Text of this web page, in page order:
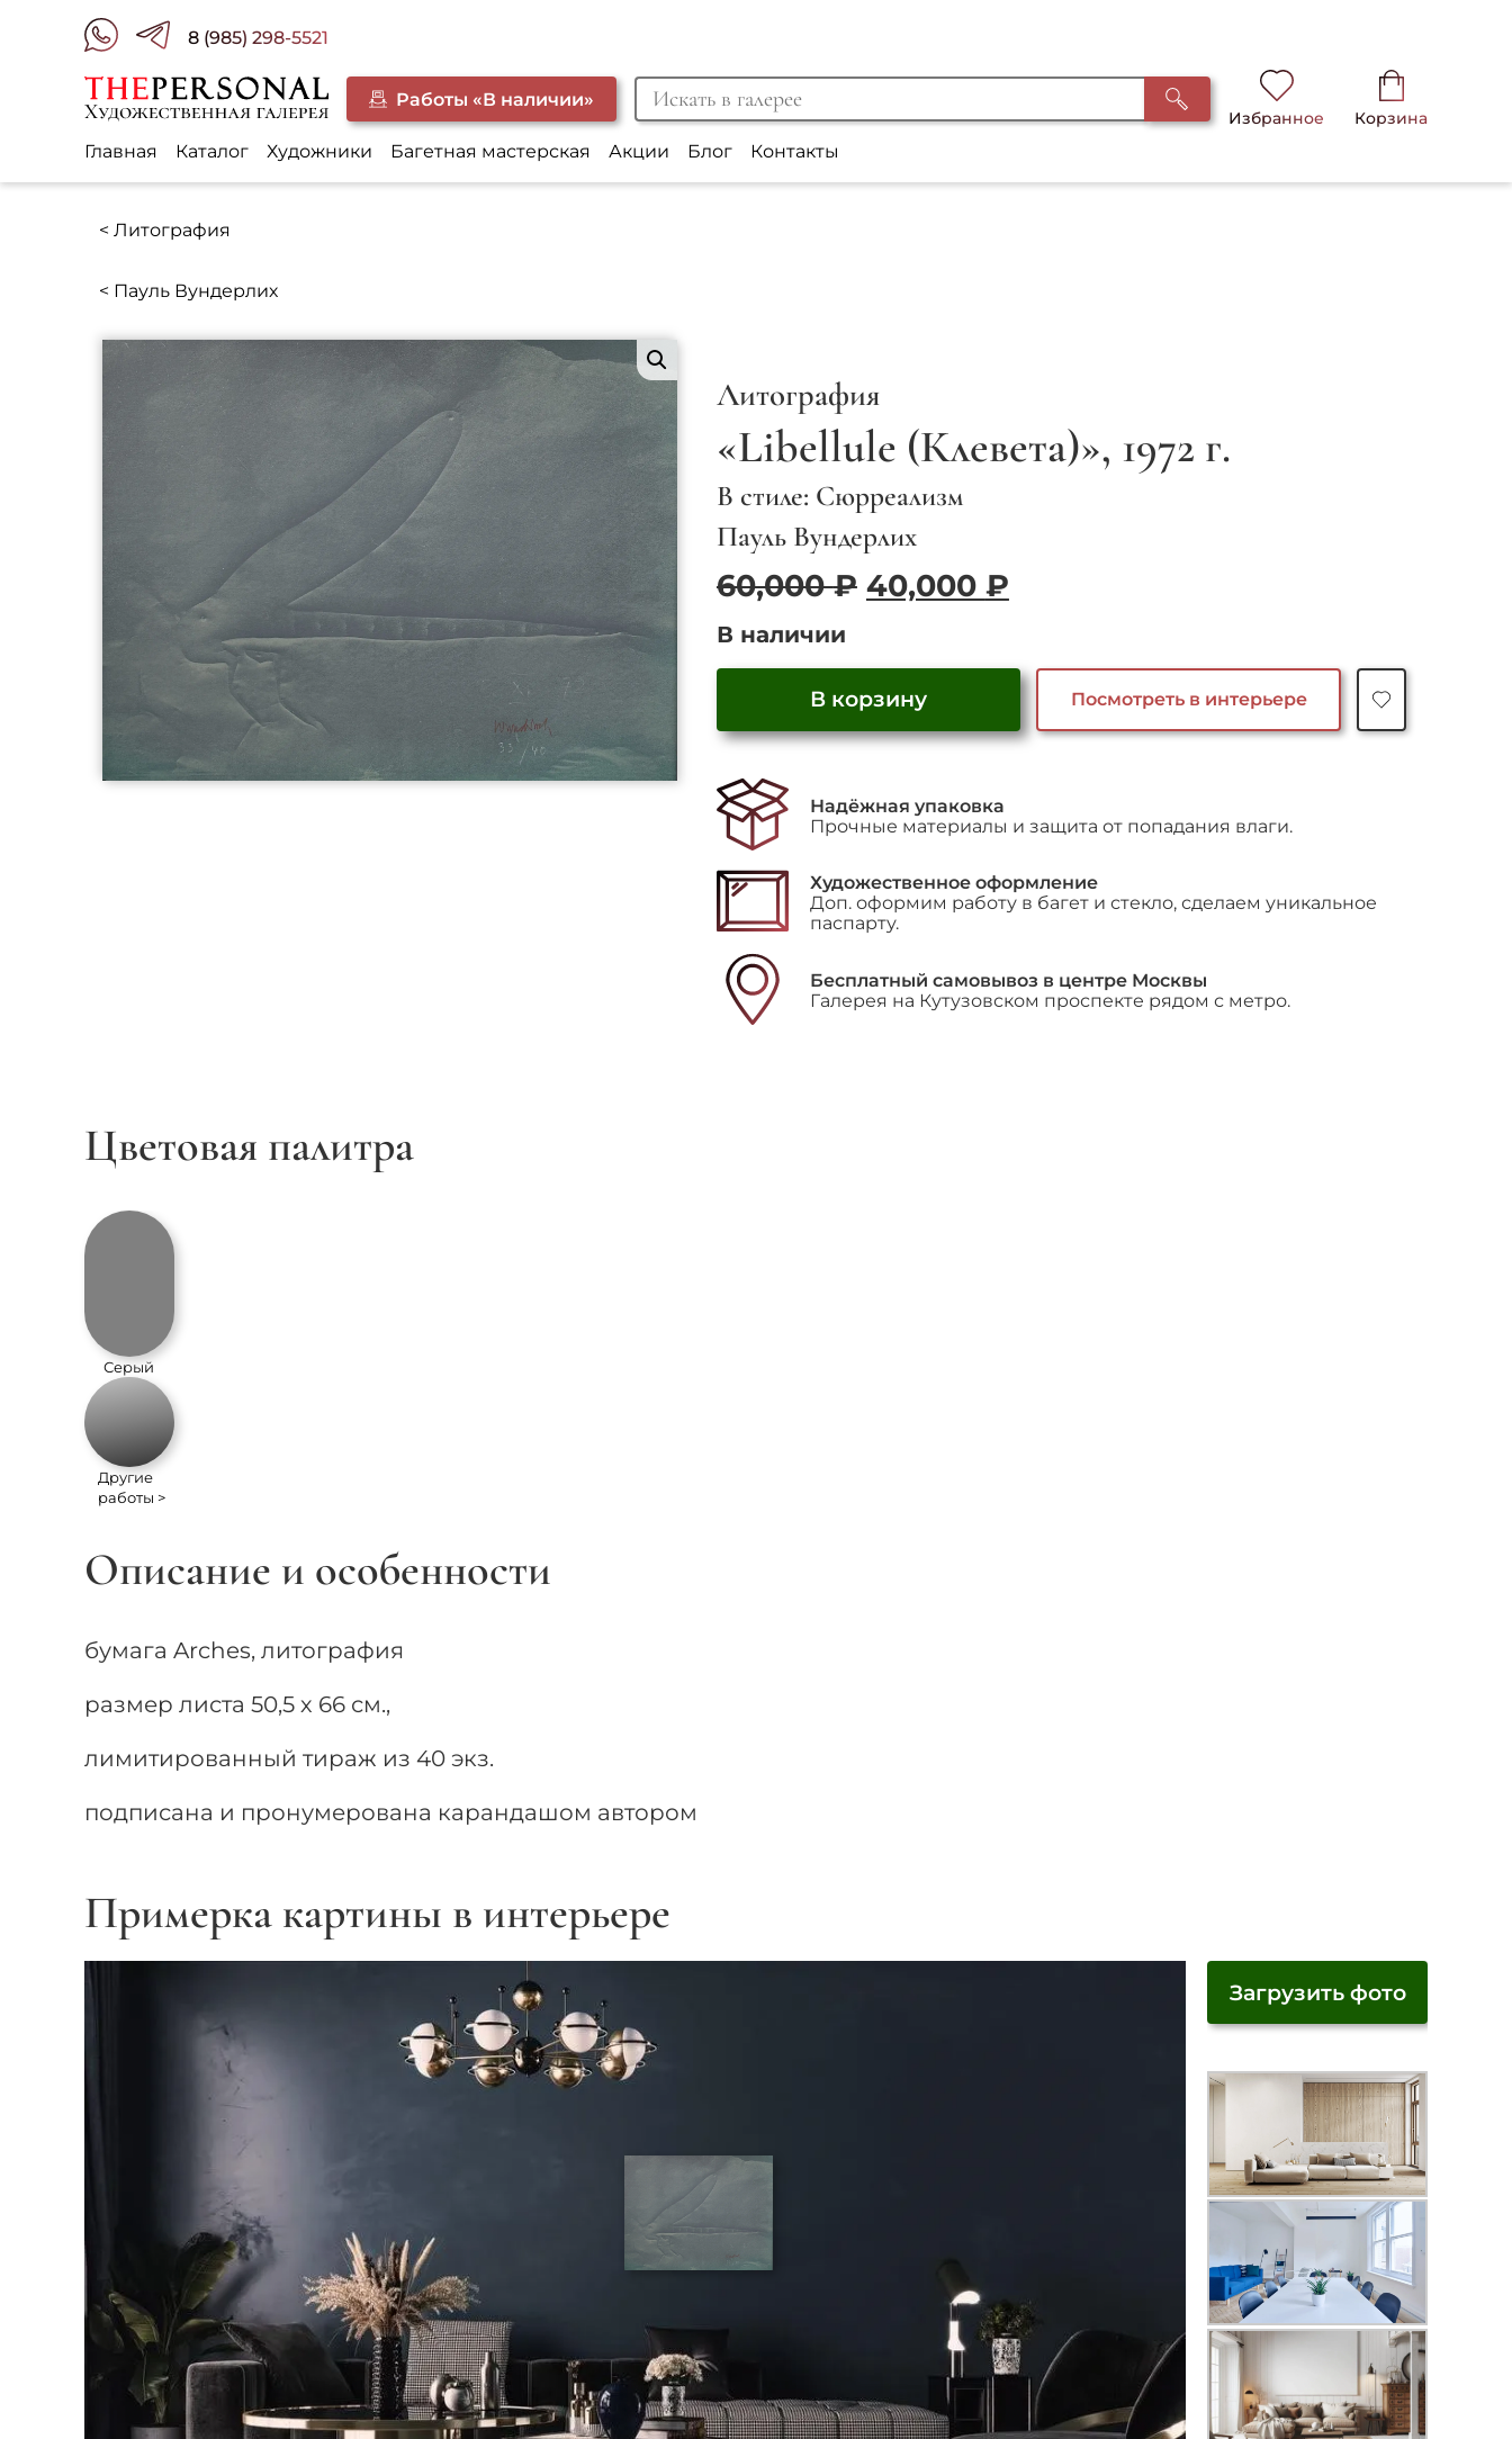
8 (985) 298-5521
Работы «В наличии»
Избранное Корзина
Главная Каталог Художники Багетная мастерская Акции Блог Контакты
< Литография
< Пауль Вундерлих
Литография
«Libellule (Клевета)», 1972 г.
В стиле: Сюрреализм
Пауль Вундерлих
60,000₽ Первоначальная
60,000 ₽.
40,000 ₽Текущая
В наличии
Количество
"Libellule
(Клевета)",
1972
В корзину Посмотреть в интерьере
Надёжная упаковка
Прочные материалы и защита от попадания влаги.
Художественное оформление
Доп. оформим работу в багет и стекло, сделаем уникальное
паспарту.
Бесплатный самовывоз в центре Москвы
Галерея на Кутузовском проспекте рядом с метро.
Цветовая палитра
Серый
Другие
работы >
Описание и особенности
бумага Arches, литография
размер листа 50,5 х 66 см.,
лимитированный тираж из 40 экз.
подписана и пронумерована карандашом автором
Примерка картины в интерьере
Загрузить фото